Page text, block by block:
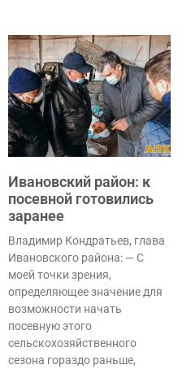
Ивановский район: к
посевной готовились
заранее
Владимир Кондратьев, глава
Ивановского района: — С
моей точки зрения,
определяющее значение для
возможности начать
посевную этого
сельскохозяйственного
сезона гораздо раньше,